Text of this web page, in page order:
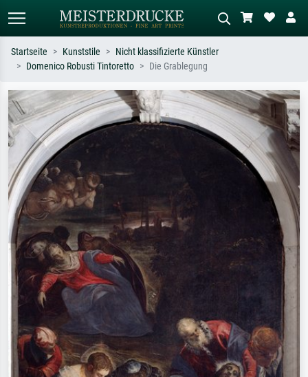
Suchen Sie nach Künstlern, Werktiteln
oder Stilen – z.B. Monet,
Sternennacht, Impressionismus, Welle
Hokusai, Akt.
Beschreiben Sie die Szene – z.B. Grüne
Wiese, Abstrakt mit viel Rot, Dunkles
Ölgemälde, Stehender Akt neben einem
Baum.
Startseite Kunststile
Nicht klassifizierte Künstler
Domenico Robusti Tintoretto
Die Grablegung